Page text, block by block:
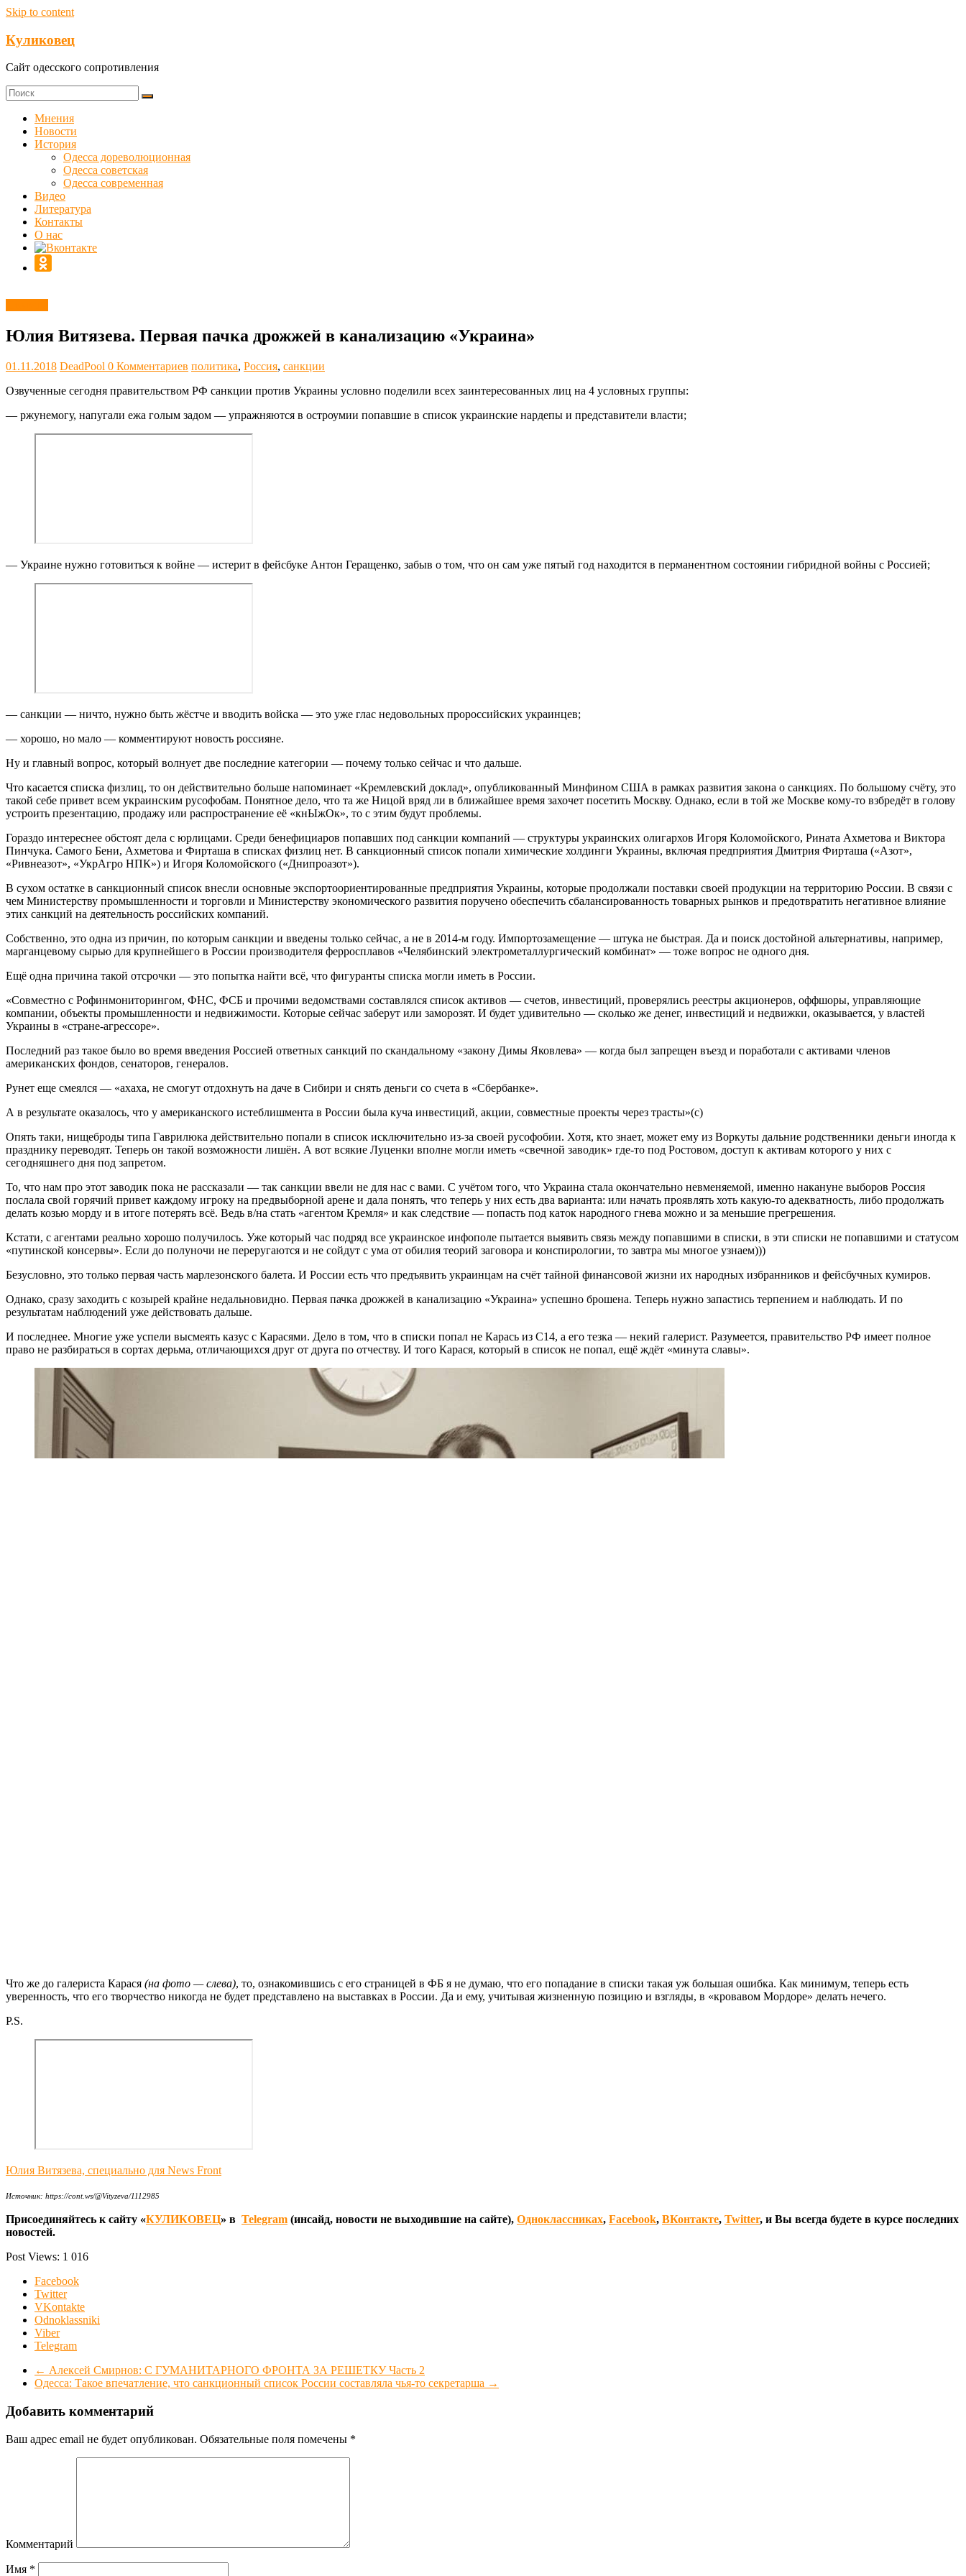
Skip to content
Куликовец
Сайт одесского сопротивления
Мнения
Новости
История
Одесса дореволюционная
Одесса советская
Одесса современная
Видео
Литература
Контакты
О нас
Юлия Витязева. Первая пачка дрожжей в канализацию «Украина»
01.11.2018 DeadPool 0 Комментариев политика, Россия, санкции
Озвученные сегодня правительством РФ санкции против Украины условно поделили всех заинтересованных лиц на 4 условных группы:
— ржунемогу, напугали ежа голым задом — упражняются в остроумии попавшие в список украинские нардепы и представители власти;
— Украине нужно готовиться к войне — истерит в фейсбуке Антон Геращенко, забыв о том, что он сам уже пятый год находится в перманентном состоянии гибридной войны с Россией;
— санкции — ничто, нужно быть жёстче и вводить войска — это уже глас недовольных пророссийских украинцев;
— хорошо, но мало — комментируют новость россияне.
Ну и главный вопрос, который волнует две последние категории — почему только сейчас и что дальше.
Что касается списка физлиц, то он действительно больше напоминает «Кремлевский доклад», опубликованный Минфином США в рамках развития закона о санкциях. По большому счёту, это
такой себе привет всем украинским русофобам. Понятное дело, что та же Ницой вряд ли в ближайшее время захочет посетить Москву. Однако, если в той же Москве кому-то взбредёт в голову
устроить презентацию, продажу или распространение её «кнЫжОк», то с этим будут проблемы.
Гораздо интереснее обстоят дела с юрлицами. Среди бенефициаров попавших под санкции компаний — структуры украинских олигархов Игоря Коломойского, Рината Ахметова и Виктора
Пинчука. Самого Бени, Ахметова и Фирташа в списках физлиц нет. В санкционный список попали химические холдинги Украины, включая предприятия Дмитрия Фирташа («Азот»,
«Ривнеазот», «УкрАгро НПК») и Игоря Коломойского («Днипроазот»).
В сухом остатке в санкционный список внесли основные экспортоориентированные предприятия Украины, которые продолжали поставки своей продукции на территорию России. В связи с
чем Министерству промышленности и торговли и Министерству экономического развития поручено обеспечить сбалансированность товарных рынков и предотвратить негативное влияние
этих санкций на деятельность российских компаний.
Собственно, это одна из причин, по которым санкции и введены только сейчас, а не в 2014-м году. Импортозамещение — штука не быстрая. Да и поиск достойной альтернативы, например,
марганцевому сырью для крупнейшего в России производителя ферросплавов «Челябинский электрометаллургический комбинат» — тоже вопрос не одного дня.
Ещё одна причина такой отсрочки — это попытка найти всё, что фигуранты списка могли иметь в России.
«Совместно с Рофинмониторингом, ФНС, ФСБ и прочими ведомствами составлялся список активов — счетов, инвестиций, проверялись реестры акционеров, оффшоры, управляющие
компании, объекты промышленности и недвижимости. Которые сейчас заберут или заморозят. И будет удивительно — сколько же денег, инвестиций и недвижки, оказывается, у властей
Украины в «стране-агрессоре».
Последний раз такое было во время введения Россией ответных санкций по скандальному «закону Димы Яковлева» — когда был запрещен въезд и поработали с активами членов
американских фондов, сенаторов, генералов.
Рунет еще смеялся — «ахаха, не смогут отдохнуть на даче в Сибири и снять деньги со счета в «Сбербанке».
А в результате оказалось, что у американского истеблишмента в России была куча инвестиций, акции, совместные проекты через трасты»(с)
Опять таки, нищеброды типа Гаврилюка действительно попали в список исключительно из-за своей русофобии. Хотя, кто знает, может ему из Воркуты дальние родственники деньги иногда к
празднику переводят. Теперь он такой возможности лишён. А вот всякие Луценки вполне могли иметь «свечной заводик» где-то под Ростовом, доступ к активам которого у них с
сегодняшнего дня под запретом.
То, что нам про этот заводик пока не рассказали — так санкции ввели не для нас с вами. С учётом того, что Украина стала окончательно невменяемой, именно накануне выборов Россия
послала свой горячий привет каждому игроку на предвыборной арене и дала понять, что теперь у них есть два варианта: или начать проявлять хоть какую-то адекватность, либо продолжать
делать козью морду и в итоге потерять всё. Ведь в/на стать «агентом Кремля» и как следствие — попасть под каток народного гнева можно и за меньшие прегрешения.
Кстати, с агентами реально хорошо получилось. Уже который час подряд все украинское инфополе пытается выявить связь между попавшими в списки, в эти списки не попавшими и статусом
«путинской консервы». Если до полуночи не переругаются и не сойдут с ума от обилия теорий заговора и конспирологии, то завтра мы многое узнаем)))
Безусловно, это только первая часть марлезонского балета. И России есть что предъявить украинцам на счёт тайной финансовой жизни их народных избранников и фейсбучных кумиров.
Однако, сразу заходить с козырей крайне недальновидно. Первая пачка дрожжей в канализацию «Украина» успешно брошена. Теперь нужно запастись терпением и наблюдать. И по
результатам наблюдений уже действовать дальше.
И последнее. Многие уже успели высмеять казус с Карасями. Дело в том, что в списки попал не Карась из С14, а его тезка — некий галерист. Разумеется, правительство РФ имеет полное
право не разбираться в сортах дерьма, отличающихся друг от друга по отчеству. И того Карася, который в список не попал, ещё ждёт «минута славы».
Что же до галериста Карася (на фото — слева), то, ознакомившись с его страницей в ФБ я не думаю, что его попадание в списки такая уж большая ошибка. Как минимум, теперь есть
уверенность, что его творчество никогда не будет представлено на выставках в России. Да и ему, учитывая жизненную позицию и взгляды, в «кровавом Мордоре» делать нечего.
P.S.
Юлия Витязева, специально для News Front
Источник: https://cont.ws/@Vityzeva/1112985
Присоединяйтесь к сайту «КУЛИКОВЕЦ» в Telegram (инсайд, новости не выходившие на сайте), Одноклассниках, Facebook, ВКонтакте, Twitter, и Вы всегда будете в курсе последних
новостей.
Post Views: 1 016
Facebook
Twitter
VKontakte
Odnoklassniki
Viber
Telegram
← Алексей Смирнов: С ГУМАНИТАРНОГО ФРОНТА ЗА РЕШЕТКУ Часть 2
Одесса: Такое впечатление, что санкционный список России составляла чья-то секретарша →
Добавить комментарий
Ваш адрес email не будет опубликован. Обязательные поля помечены *
Комментарий
Имя *